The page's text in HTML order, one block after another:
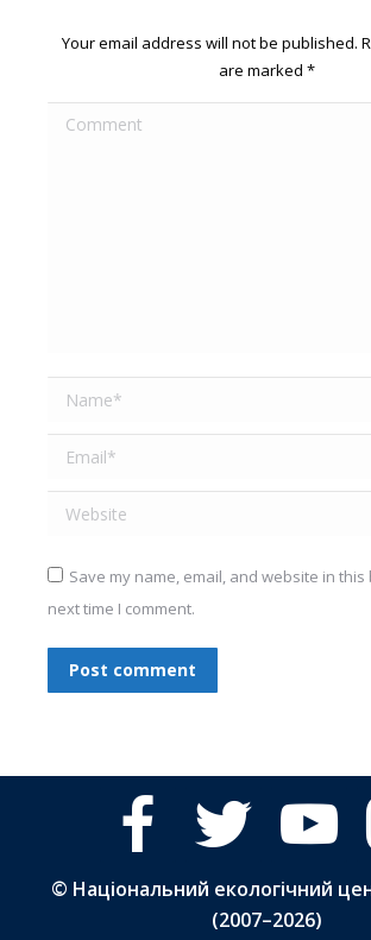
Your email address will not be published.
are marked *
Comment
Name *
Email *
Website
Save my name, email, and website in
next time I comment.
Post comment
facebook twitter youtube
© Національний екологічний
(2007–2026)